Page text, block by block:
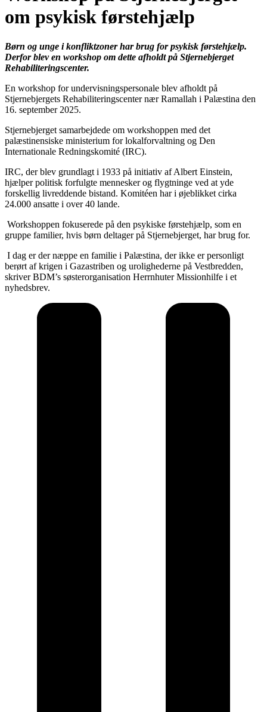
om psykisk førstehjælp
Børn og unge i konfliktzoner har brug for psykisk førstehjælp.
Derfor blev en workshop om dette afholdt på Stjernebjerget
Rehabiliteringscenter.
En workshop for undervisningspersonale blev afholdt på
Stjernebjergets Rehabiliteringscenter nær Ramallah i Palæstina den
16. september 2025.
Stjernebjerget samarbejdede om workshoppen med det
palæstinensiske ministerium for lokalforvaltning og Den
Internationale Redningskomité (IRC).
IRC, der blev grundlagt i 1933 på initiativ af Albert Einstein,
hjælper politisk forfulgte mennesker og flygtninge ved at yde
forskellig livreddende bistand. Komitéen har i øjeblikket cirka
24.000 ansatte i over 40 lande.
Workshoppen fokuserede på den psykiske førstehjælp, som en
gruppe familier, hvis børn deltager på Stjernebjerget, har brug for.
I dag er der næppe en familie i Palæstina, der ikke er personligt
berørt af krigen i Gazastriben og urolighederne på Vestbredden,
skriver BDM’s søsterorganisation Herrnhuter Missionhilfe i et
nyhedsbrev.